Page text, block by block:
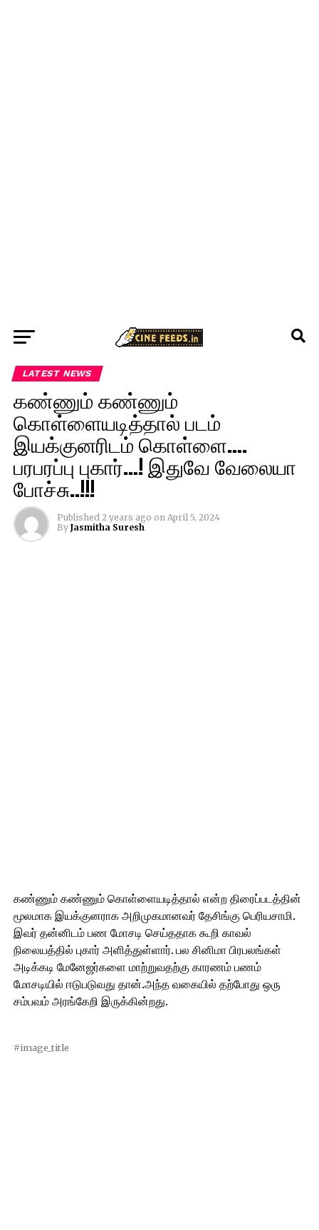
LATEST NEWS
கண்ணும் கண்ணும்
கொள்ளையடித்தால் படம்
இயக்குனரிடம் கொள்ளை….
பரபரப்பு புகார்…! இதுவே வேலையா
போச்சு..!!!
Published 2 years ago on April 5, 2024
By Jasmitha Suresh
கண்ணும் கண்ணும் கொள்ளையடித்தால் என்ற திரைப்படத்தின்
மூலமாக இயக்குனராக அறிமுகமானவர் தேசிங்கு பெரியசாமி.
இவர் தன்னிடம் பண மோசடி செய்ததாக கூறி காவல்
நிலையத்தில் புகார் அளித்துள்ளார். பல சினிமா பிரபலங்கள்
அடிக்கடி மேனேஜர்களை மாற்றுவதற்கு காரணம் பணம்
மோசடியில் ஈடுபடுவது தான்.அந்த வகையில் தற்போது ஒரு
சம்பவம் அரங்கேறி இருக்கின்றது.
#image_title